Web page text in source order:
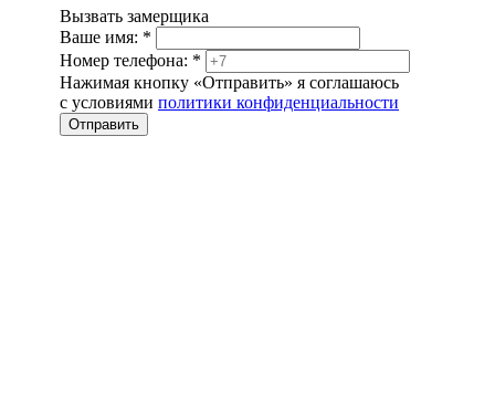
Вызвать замерщика
Ваше имя: *
Номер телефона: *
Нажимая кнопку «Отправить» я соглашаюсь
с условиями политики конфиденциальности
Отправить